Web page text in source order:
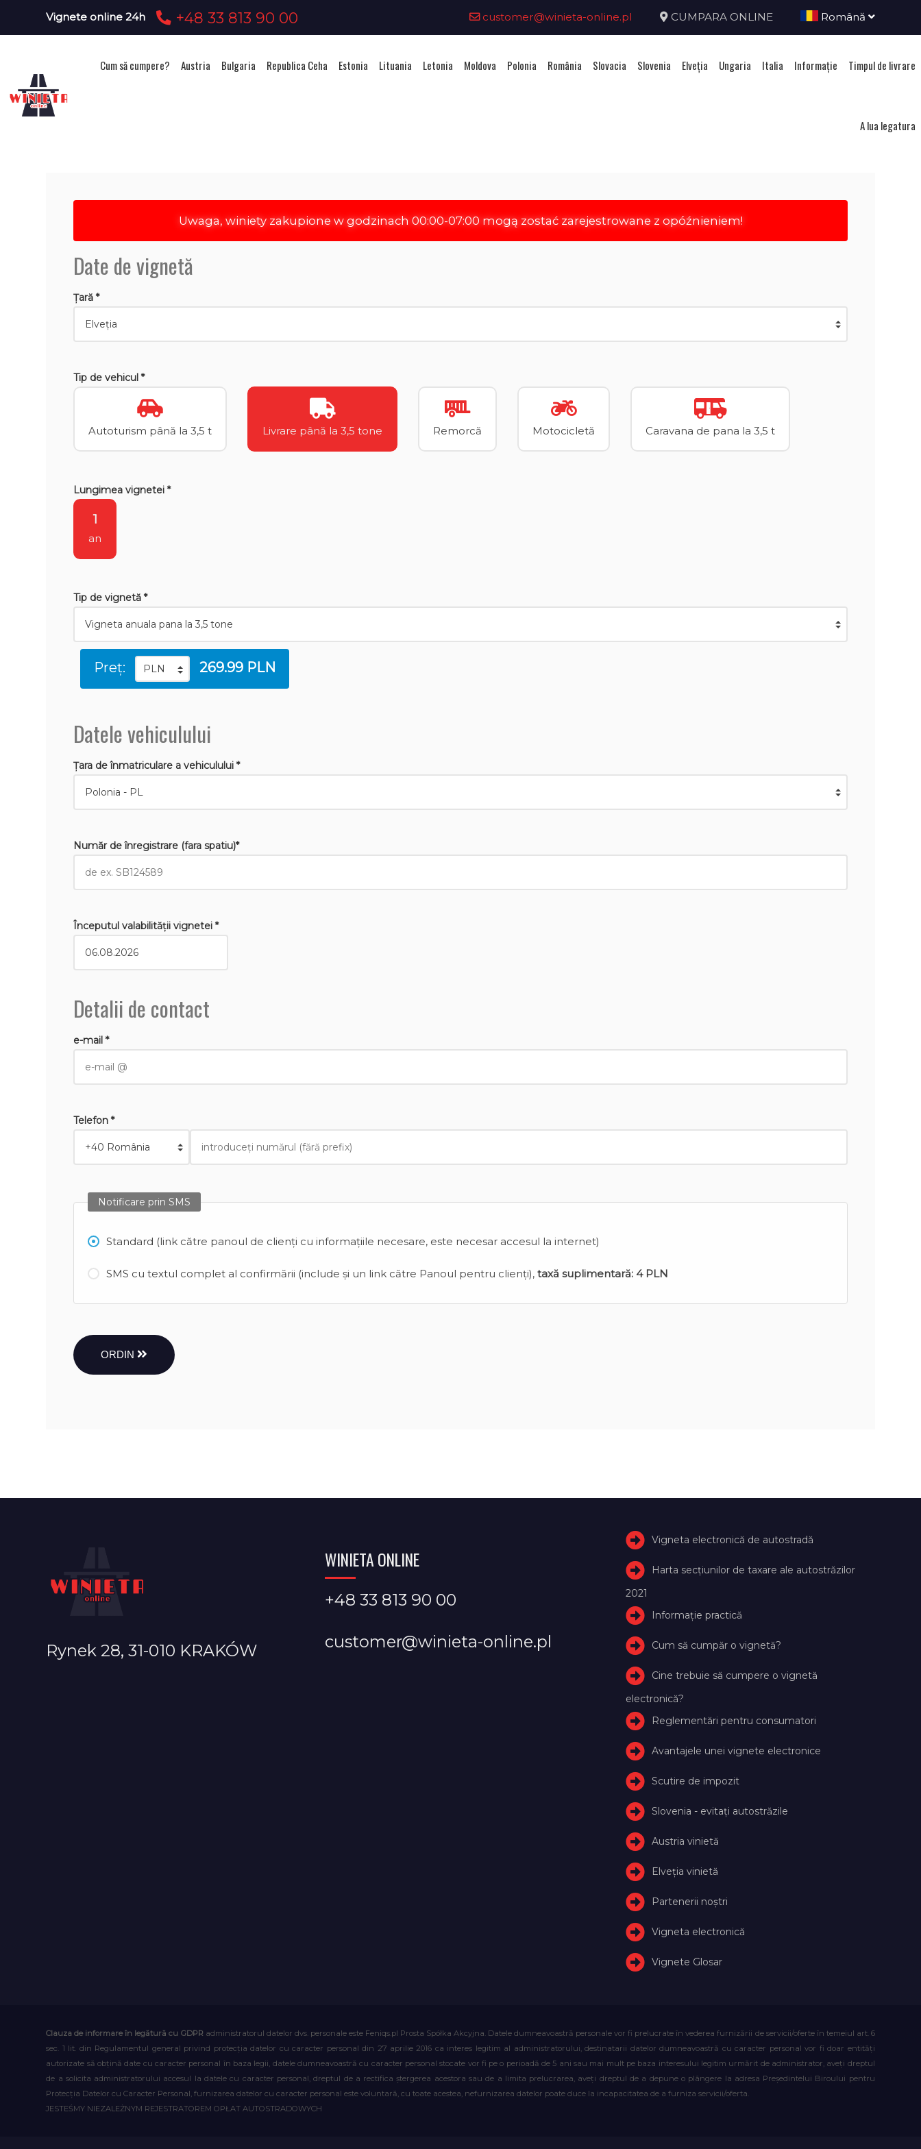
Vignete online 24h +48 33 813 90 00 customer@winieta-online.pl CUMPARA ONLINE Română
Cum să cumpere? Austria Bulgaria Republica Ceha Estonia Lituania Letonia Moldova Polonia România Slovacia Slovenia Elveţia Ungaria Italia Informație Timpul de livrare
A lua legatura
Uwaga, winiety zakupione w godzinach 00:00-07:00 mogą zostać zarejestrowane z opóźnieniem!
Date de vignetă
Țară *
Tip de vehicul *
Autoturism până la 3,5 t Livrare până la 3,5 tone Remorcă Motocicletă Caravana de pana la 3,5 t
Lungimea vignetei *
1
an
Tip de vignetă *
Preț: 269.99 PLN
Datele vehiculului
Țara de înmatriculare a vehiculului *
Număr de înregistrare (fara spatiu)*
Începutul valabilităţii vignetei *
Detalii de contact
e-mail *
Telefon *
Notificare prin SMS
Standard (link către panoul de clienți cu informațiile necesare, este necesar accesul la internet)
SMS cu textul complet al confirmării (include și un link către Panoul pentru clienți),taxă suplimentară: 4 PLN
ORDIN
Rynek 28, 31-010 KRAKÓW
WINIETA ONLINE
+48 33 813 90 00
customer@winieta-online.pl
Vigneta electronică de autostradă
Harta secțiunilor de taxare ale autostrăzilor
2021
Informație practică
Cum să cumpăr o vignetă?
Cine trebuie să cumpere o vignetă
electronică?
Reglementări pentru consumatori
Avantajele unei vignete electronice
Scutire de impozit
Slovenia - evitați autostrăzile
Austria vinietă
Elveţia vinietă
Partenerii noștri
Vigneta electronică
Vignete Glosar
Clauza de informare în legătură cu GDPR administratorul datelor dvs. personale este Feniqs.pl Prosta Spółka Akcyjna. Datele dumneavoastră personale vor fi prelucrate în vederea furnizării de servicii/oferte în temeiul art. 6
sec. 1 lit. din Regulamentul general privind protecția datelor cu caracter personal din 27 aprilie 2016 ca interes legitim al administratorului, destinatarii datelor dumneavoastră cu caracter personal vor fi doar entități
autorizate să obțină date cu caracter personal în baza legii, datele dumneavoastră cu caracter personal stocate vor fi pe o perioadă de 5 ani sau mai mult pe baza interesului legitim urmărit de administrator, aveți dreptul
de a solicita administratorului accesul la datele cu caracter personal, dreptul de a rectifica ștergerea acestora sau de a limita prelucrarea, aveți dreptul de a depune o plângere la adresa Președintelui Biroului pentru
Protecția Datelor cu Caracter Personal, furnizarea datelor cu caracter personal este voluntară, cu toate acestea, nefurnizarea datelor poate duce la incapacitatea de a furniza servicii/oferta.
JESTEŚMY NIEZALEŻNYM REJESTRATOREM OPŁAT AUTOSTRADOWYCH